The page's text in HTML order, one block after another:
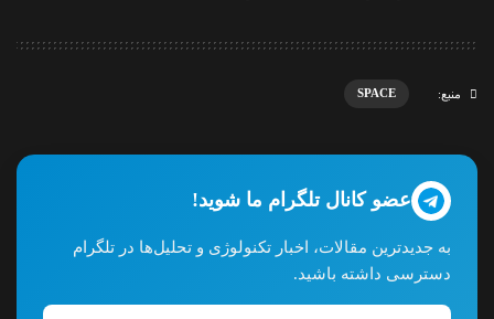
منبع: SPACE
عضو کانال تلگرام ما شوید!
به جدیدترین مقالات، اخبار تکنولوژی و تحلیل‌ها در تلگرام
دسترسی داشته باشید.